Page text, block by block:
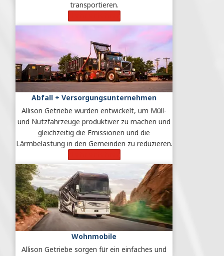
transportieren.
Abfall + Versorgungsunternehmen
Allison Getriebe wurden entwickelt, um Müll-
und Nutzfahrzeuge produktiver zu machen und
gleichzeitig die Emissionen und die
Lärmbelastung in den Gemeinden zu reduzieren.
Wohnmobile
Allison Getriebe sorgen für ein einfaches und